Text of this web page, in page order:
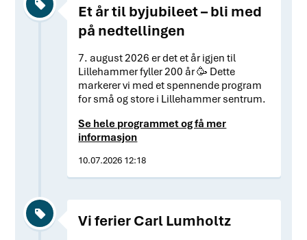
Et år til byjubileet – bli med
på nedtellingen
7. august 2026 er det et år igjen til
Lillehammer fyller 200 år 🥳 Dette
markerer vi med et spennende program
for små og store i Lillehammer sentrum.
Se hele programmet og få mer
informasjon
10.07.2026 12:18
Vi ferier Carl Lumholtz